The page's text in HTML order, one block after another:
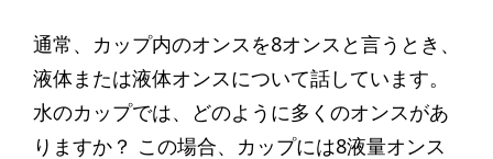
通常、カップ内のオンスを8オンスと言うとき、
液体または液体オンスについて話しています。
水のカップでは、どのように多くのオンスがあ
りますか？ この場合、カップには8液量オンス